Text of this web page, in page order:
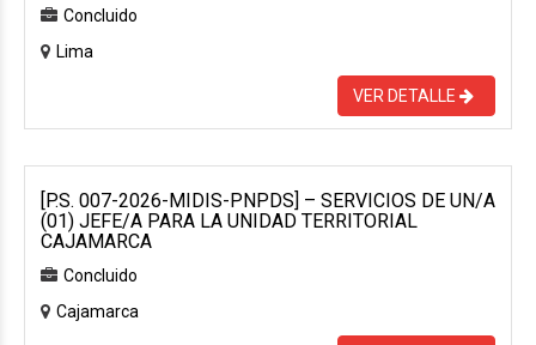
Concluido
Lima
VER DETALLE
[P.S. 007-2026-MIDIS-PNPDS] – SERVICIOS DE UN/A
(01) JEFE/A PARA LA UNIDAD TERRITORIAL
CAJAMARCA
Concluido
Cajamarca